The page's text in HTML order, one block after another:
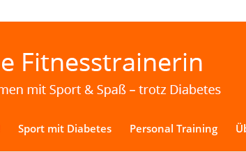
Sport mit Diabetes Personal Training